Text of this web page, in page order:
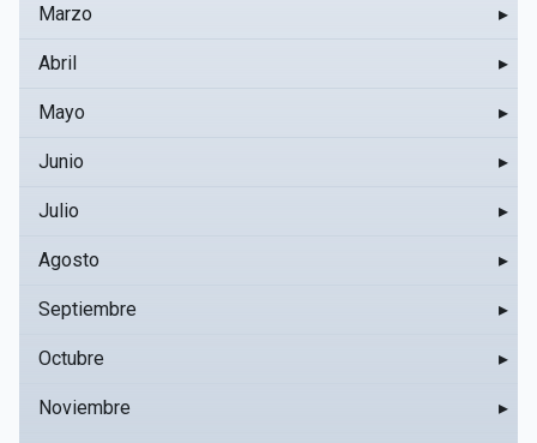
Marzo ▸
Abril ▸
Mayo ▸
Junio ▸
Julio ▸
Agosto ▸
Septiembre ▸
Octubre ▸
Noviembre ▸